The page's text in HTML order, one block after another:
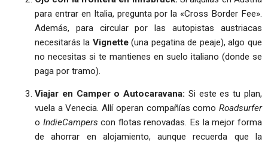
para entrar en Italia, pregunta por la «Cross Border Fee».
Además, para circular por las autopistas austriacas
necesitarás la Vignette(una pegatina de peaje), algo que
no necesitas si te mantienes en suelo italiano (donde se
paga por tramo).
Viajar en Camper o Autocaravana: Si este es tu plan,
vuela a Venecia. Allí operan compañías como Roadsurfer
o IndieCampers con flotas renovadas. Es la mejor forma
de ahorrar en alojamiento, aunque recuerda que la